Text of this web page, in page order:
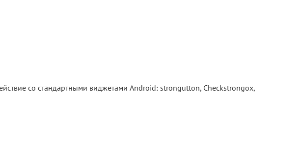
со стандартными виджетами Android: strongutton, Checkstrongox,